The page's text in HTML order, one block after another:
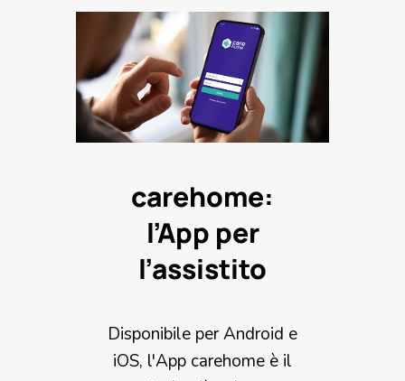
carehome:
l’App per
l’assistito
Disponibile per Android e
iOS, l'App carehome è il